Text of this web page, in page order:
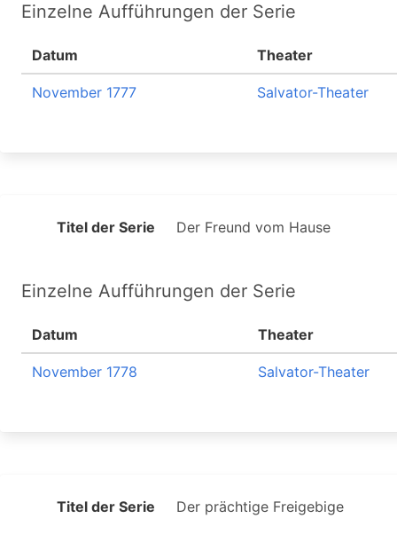
Einzelne Aufführungen der Serie
Datum Theater
November 1777 Salvator-Theater
Titel der Serie Der Freund vom Hause
Einzelne Aufführungen der Serie
Datum Theater
November 1778 Salvator-Theater
Titel der Serie Der prächtige Freigebige